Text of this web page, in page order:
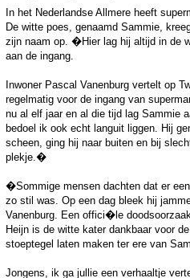
In het Nederlandse Allmere heeft
De witte poes, genaamd Sammie,
zijn naam op. �Hier lag hij altijd in de
aan de ingang.
Inwoner Pascal Vanenburg vertelt op
regelmatig voor de ingang van
nu al elf jaar en al die tijd lag Sammie
bedoel ik ook echt languit liggen. Hij
scheen, ging hij naar buiten en bij
plekje.�
�Sommige mensen dachten dat er
zo stil was. Op een dag bleek hij
Vanenburg. Een offici�le
Heijn is de witte kater dankbaar voor
stoeptegel laten maken ter ere van
Jongens, ik ga jullie een verhaaltje